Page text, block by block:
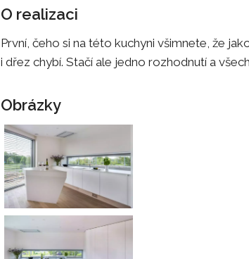
O realizaci
První, čeho si na této kuchyni všimnete, že
i dřez chybí. Stačí ale jedno rozhodnutí a
Obrázky